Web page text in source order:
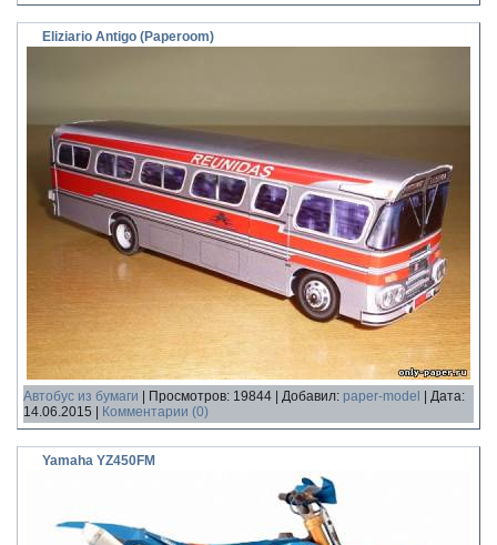
Eliziario Antigo (Paperoom)
Автобус из бумаги Просмотров: 19844 Добавил: paper-model
Дата:
14.06.2015
Комментарии (0)
Yamaha YZ450FM